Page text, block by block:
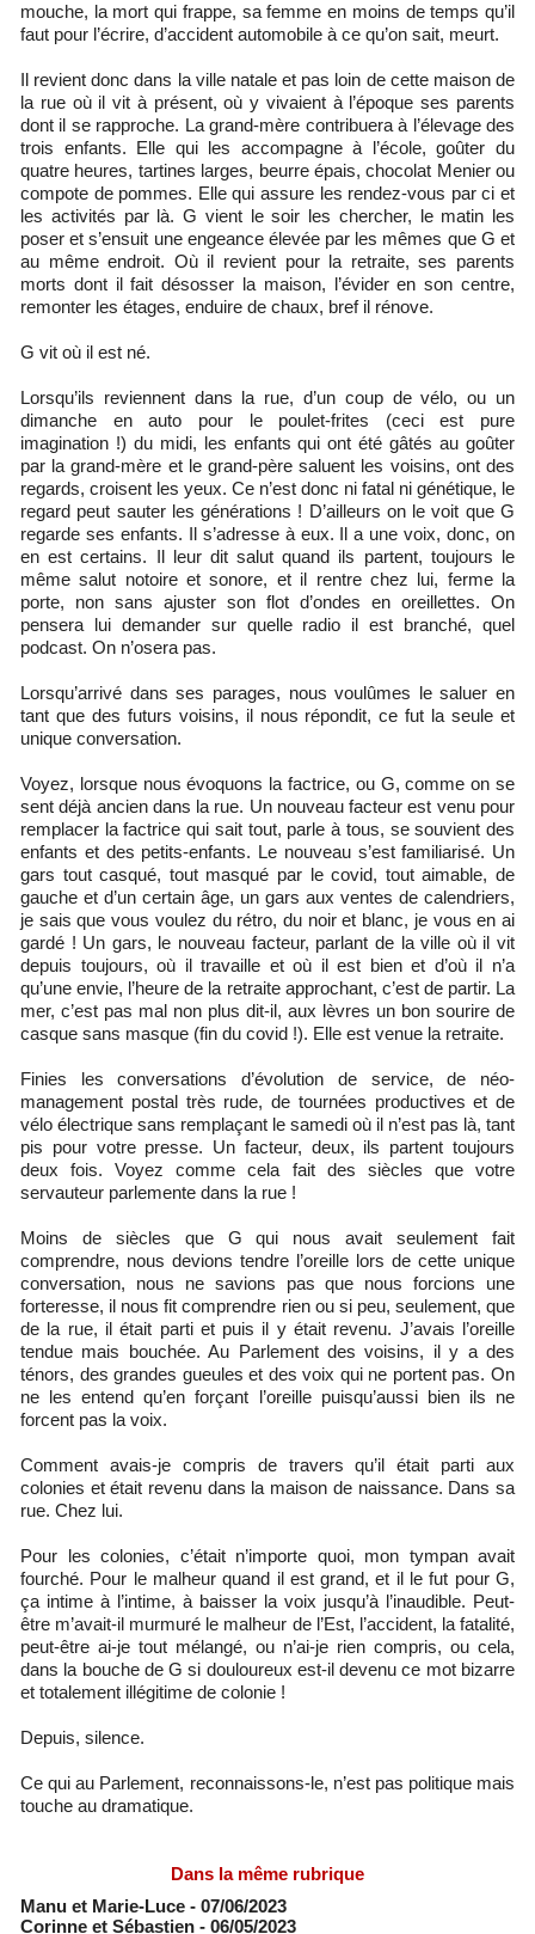
mouche, la mort qui frappe, sa femme en moins de temps qu’il
faut pour l’écrire, d’accident automobile à ce qu’on sait, meurt.
Il revient donc dans la ville natale et pas loin de cette maison de
la rue où il vit à présent, où y vivaient à l’époque ses parents
dont il se rapproche. La grand-mère contribuera à l’élevage des
trois enfants. Elle qui les accompagne à l’école, goûter du
quatre heures, tartines larges, beurre épais, chocolat Menier ou
compote de pommes. Elle qui assure les rendez-vous par ci et
les activités par là. G vient le soir les chercher, le matin les
poser et s’ensuit une engeance élevée par les mêmes que G et
au même endroit. Où il revient pour la retraite, ses parents
morts dont il fait désosser la maison, l’évider en son centre,
remonter les étages, enduire de chaux, bref il rénove.
G vit où il est né.
Lorsqu’ils reviennent dans la rue, d’un coup de vélo, ou un
dimanche en auto pour le poulet-frites (ceci est pure
imagination !) du midi, les enfants qui ont été gâtés au goûter
par la grand-mère et le grand-père saluent les voisins, ont des
regards, croisent les yeux. Ce n’est donc ni fatal ni génétique, le
regard peut sauter les générations ! D’ailleurs on le voit que G
regarde ses enfants. Il s’adresse à eux. Il a une voix, donc, on
en est certains. Il leur dit salut quand ils partent, toujours le
même salut notoire et sonore, et il rentre chez lui, ferme la
porte, non sans ajuster son flot d’ondes en oreillettes. On
pensera lui demander sur quelle radio il est branché, quel
podcast. On n’osera pas.
Lorsqu’arrivé dans ses parages, nous voulûmes le saluer en
tant que des futurs voisins, il nous répondit, ce fut la seule et
unique conversation.
Voyez, lorsque nous évoquons la factrice, ou G, comme on se
sent déjà ancien dans la rue. Un nouveau facteur est venu pour
remplacer la factrice qui sait tout, parle à tous, se souvient des
enfants et des petits-enfants. Le nouveau s’est familiarisé. Un
gars tout casqué, tout masqué par le covid, tout aimable, de
gauche et d’un certain âge, un gars aux ventes de calendriers,
je sais que vous voulez du rétro, du noir et blanc, je vous en ai
gardé ! Un gars, le nouveau facteur, parlant de la ville où il vit
depuis toujours, où il travaille et où il est bien et d’où il n’a
qu’une envie, l’heure de la retraite approchant, c’est de partir. La
mer, c’est pas mal non plus dit-il, aux lèvres un bon sourire de
casque sans masque (fin du covid !). Elle est venue la retraite.
Finies les conversations d’évolution de service, de néo-
management postal très rude, de tournées productives et de
vélo électrique sans remplaçant le samedi où il n’est pas là, tant
pis pour votre presse. Un facteur, deux, ils partent toujours
deux fois. Voyez comme cela fait des siècles que votre
servauteur parlemente dans la rue !
Moins de siècles que G qui nous avait seulement fait
comprendre, nous devions tendre l’oreille lors de cette unique
conversation, nous ne savions pas que nous forcions une
forteresse, il nous fit comprendre rien ou si peu, seulement, que
de la rue, il était parti et puis il y était revenu. J’avais l’oreille
tendue mais bouchée. Au Parlement des voisins, il y a des
ténors, des grandes gueules et des voix qui ne portent pas. On
ne les entend qu’en forçant l’oreille puisqu’aussi bien ils ne
forcent pas la voix.
Comment avais-je compris de travers qu’il était parti aux
colonies et était revenu dans la maison de naissance. Dans sa
rue. Chez lui.
Pour les colonies, c’était n’importe quoi, mon tympan avait
fourché. Pour le malheur quand il est grand, et il le fut pour G,
ça intime à l’intime, à baisser la voix jusqu’à l’inaudible. Peut-
être m’avait-il murmuré le malheur de l’Est, l’accident, la fatalité,
peut-être ai-je tout mélangé, ou n’ai-je rien compris, ou cela,
dans la bouche de G si douloureux est-il devenu ce mot bizarre
et totalement illégitime de colonie !
Depuis, silence.
Ce qui au Parlement, reconnaissons-le, n’est pas politique mais
touche au dramatique.
Dans la même rubrique
Manu et Marie-Luce - 07/06/2023
Corinne et Sébastien - 06/05/2023